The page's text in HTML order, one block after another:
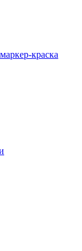
краска